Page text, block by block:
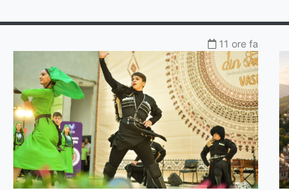
11 ore fa